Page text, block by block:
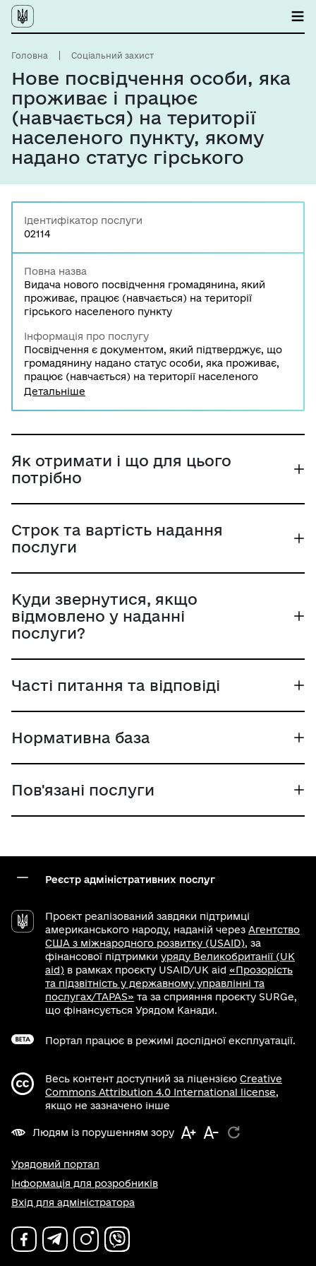
Головна Соціальний захист
Нове посвідчення особи, яка
проживає і працює
(навчається) на території
населеного пункту, якому
надано статус гірського
Ідентифікатор послуги
02114
Повна назва
Видача нового посвідчення громадянина, який
проживає, працює (навчається) на території
гірського населеного пункту
Інформація про послугу
Посвідчення є документом, який підтверджує, що
громадянину надано статус особи, яка проживає,
працює (навчається) на території населеного
пункту, якому надано статус гірського, на підставі
населеного пункту якому надано статус гірського
втрачене, або ж воно стало непридатним для
використання, є можливість отримання нового
Детальніше
Як отримати і що для цього
потрібно
Строк та вартість надання
послуги
Куди звернутися, якщо
відмовлено у наданні
послуги?
Часті питання та відповіді
Нормативна база
Пов'язані послуги
Реєстр адміністративних послуг
Проєкт реалізований завдяки підтримці
американського народу, наданій через Агентство
США з міжнародного розвитку (USAID), за
фінансової підтримки уряду Великобританії (UK
aid) в рамках проєкту USAID/UK aid «Прозорість
та підзвітність у державному управлінні та
послугах/TAPAS» та за сприяння проєкту SURGe,
що фінансується Урядом Канади.
Портал працює в режимі дослідної експлуатації.
Весь контент доступний за ліцензією Creative
Commons Attribution 4.0 International license,
якщо не зазначено інше
Людям із порушенням зору
Урядовий портал
Інформація для розробників
Вхід для адміністратора